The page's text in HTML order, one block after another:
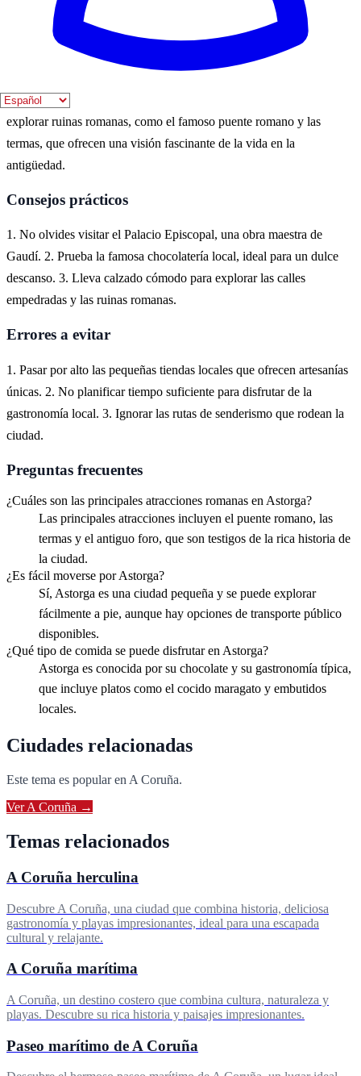
festividades que enriquecen la experiencia cultural.
Dónde vivirlo
sumergirse en la historia romana de España. Aquí se pueden
explorar ruinas romanas, como el famoso puente romano y las
termas, que ofrecen una visión fascinante de la vida en la
antigüedad.
Consejos prácticos
1. No olvides visitar el Palacio Episcopal, una obra maestra de
Gaudí. 2. Prueba la famosa chocolatería local, ideal para un dulce
descanso. 3. Lleva calzado cómodo para explorar las calles
empedradas y las ruinas romanas.
Errores a evitar
1. Pasar por alto las pequeñas tiendas locales que ofrecen artesanías
únicas. 2. No planificar tiempo suficiente para disfrutar de la
gastronomía local. 3. Ignorar las rutas de senderismo que rodean la
ciudad.
Preguntas frecuentes
¿Cuáles son las principales atracciones romanas en Astorga?
Las principales atracciones incluyen el puente romano, las
termas y el antiguo foro, que son testigos de la rica historia de
la ciudad.
¿Es fácil moverse por Astorga?
Sí, Astorga es una ciudad pequeña y se puede explorar
fácilmente a pie, aunque hay opciones de transporte público
disponibles.
¿Qué tipo de comida se puede disfrutar en Astorga?
Astorga es conocida por su chocolate y su gastronomía típica,
que incluye platos como el cocido maragato y embutidos
locales.
Ciudades relacionadas
Este tema es popular en A Coruña.
VerA Coruña →
Temas relacionados
A Coruña herculina
Descubre A Coruña, una ciudad que combina historia, deliciosa
gastronomía y playas impresionantes, ideal para una escapada
cultural y relajante.
A Coruña marítima
A Coruña, un destino costero que combina cultura, naturaleza y
playas. Descubre su rica historia y paisajes impresionantes.
Paseo marítimo de A Coruña